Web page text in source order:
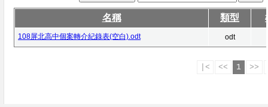
名稱 類型
108屏北高中個案轉介紀錄表(空白).odt odt
|< << 1 >>